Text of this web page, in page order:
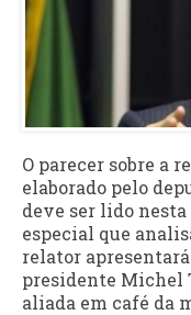
O parecer sobre a
elaborado pelo
deve ser lido
especial que
relator
presidente Michel
aliada em café da